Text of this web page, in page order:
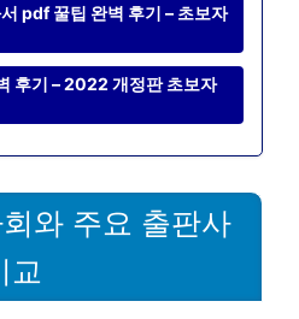
pdf 꿀팁 완벽 후기 – 초보자
후기 – 2022 개정판 초보자
와 주요 출판사
교